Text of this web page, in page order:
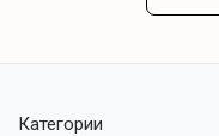
Категории